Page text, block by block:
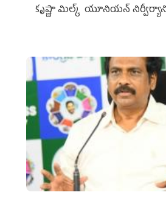
కృష్ణా మిల్క్‌ యూనియన్‌ నిర్వీర్యానికి